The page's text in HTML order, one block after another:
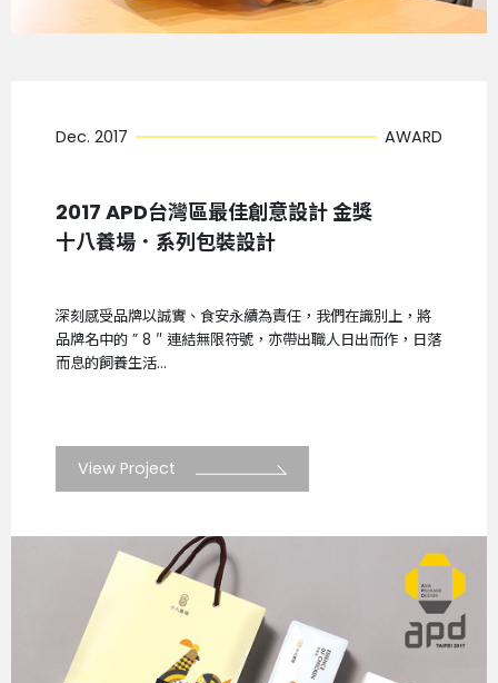
Dec. 2017 AWARD
2017 APD台灣區最佳創意設計 金獎
十八養場．系列包裝設計
深刻感受品牌以誠實、食安永續為責任，我們在識別上，將
品牌名中的 ” 8 ″ 連結無限符號，亦帶出職人日出而作，日落
而息的飼養生活...
View Project